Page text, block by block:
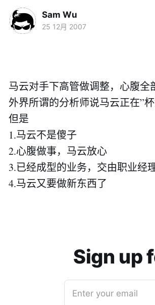
Sam Wu
25 12月 2007
马云对手下高管做调整，心腹全
外界所谓的分析师说马云正在”杯
但是
1.马云不是傻子
2.心腹做事，马云放心
3.已经成型的业务，交由职业经
4.马云又要做新东西了
Sign up
Enter your email